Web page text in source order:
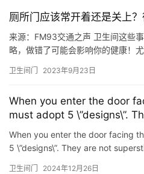
厕所门应该常开着还是关上
来源：FM93交通之声 卫生间这些
略，做错了可能会影响你的健康！
藏污纳垢，每天都被细菌、病毒、
道杆菌等有害细菌，且细菌繁殖速
带盖的垃…
卫生间门 2023年9月23日
When you enter the door
must adopt 5 \”designs\”.
but the experience of
When you enter the door facing
5 \”designs\”. They are not
卫生间门 2024年12月26日